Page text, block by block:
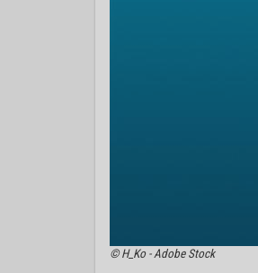
© H_Ko - Adobe Stock